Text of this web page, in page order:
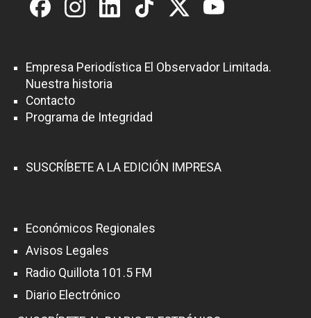
Empresa Periodística El Observador Limitada.
Nuestra historia
Contacto
Programa de Integridad
SUSCRÍBETE A LA EDICIÓN IMPRESA
Económicos Regionales
Avisos Legales
Radio Quillota 101.5 FM
Diario Electrónico